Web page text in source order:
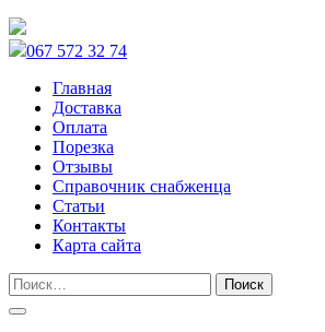
067 572 32 74
Главная
Доставка
Оплата
Порезка
Отзывы
Справочник снабженца
Статьи
Контакты
Карта сайта